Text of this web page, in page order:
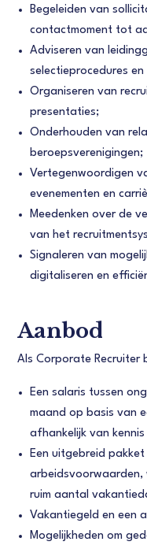
Begeleiden van
contactmoment tot
Adviseren van
selectieprocedures
Organiseren van
presentaties;
Onderhouden van
beroepsverenigingen;
Vertegenwoordigen
evenementen en
Meedenken over de
van het
Signaleren van
digitaliseren en
Aanbod
Als Corporate Recruiter
Een salaris tussen
maand op basis van
afhankelijk van
Een uitgebreid
arbeidsvoorwaarden,
ruim aantal
Vakantiegeld en een
Mogelijkheden om